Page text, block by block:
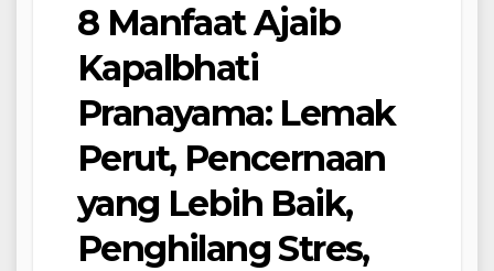
8 Manfaat Ajaib
Kapalbhati
Pranayama: Lemak
Perut, Pencernaan
yang Lebih Baik,
Penghilang Stres,